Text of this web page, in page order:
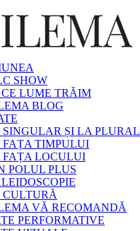
SHOW
CE LUME TRĂIM
BLOG
SINGULAR ȘI LA PLURAL
FAȚA TIMPULUI
FAȚA LOCULUI
POLUL PLUS
VĂ RECOMANDĂ
PERFORMATIVE